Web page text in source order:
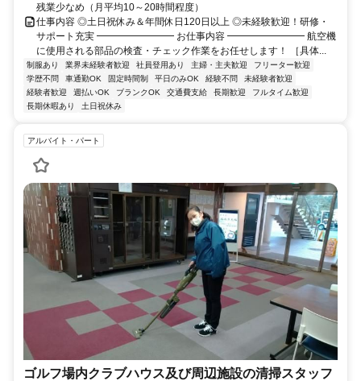
残業少なめ（月平均10～20時間程度）
仕事内容 ◎土日祝休み＆年間休日120日以上 ◎未経験歓迎！研修・
サポート充実 ━━━━━━━━ お仕事内容 ━━━━━━━━ 航空機
に使用される部品の検査・チェック作業をお任せします！ ［具体...
制服あり 業界未経験者歓迎 社員登用あり 主婦・主夫歓迎
フリーター歓迎
学歴不問
車通勤OK 固定時間制 平日のみOK 経験不問
未経験者歓迎
経験者歓迎
週払いOK ブランクOK 交通費支給 長期歓迎
フルタイム歓迎
長期休暇あり
土日祝休み
アルバイト・パート
ゴルフ場内クラブハウス及び周辺施設の清掃スタッフ